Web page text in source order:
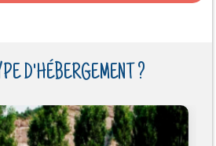
D'HÉBERGEMENT ?